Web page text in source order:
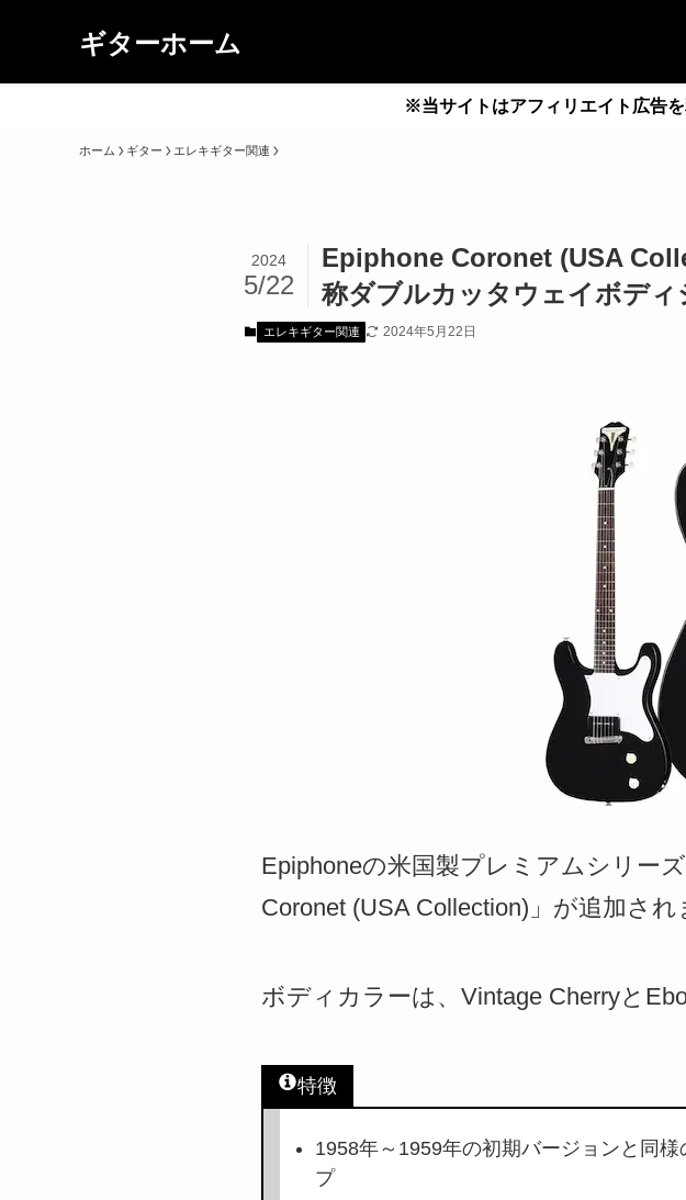
ギターホーム
※当サイトはアフィリエイト広告
ホーム ギター エレキギター関連
Epiphone Coronet (USA
称ダブルカッタウェイボディ
2024
5/22
エレキギター関連 2024年5月22日
Epiphoneの米国製プレミアムシリー
Coronet (USA Collection)」が追加され
ボディカラーは、Vintage Cherryと
特徴
1958年～1959年の初期バージョンと同
プ